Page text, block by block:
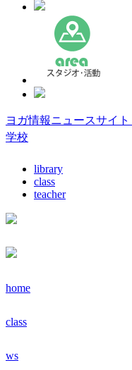
ヨガ情報ニュースサイ
学校
library
class
teacher
home
class
ws